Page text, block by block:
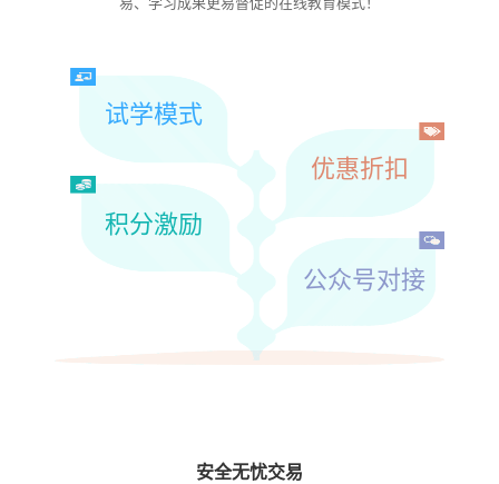
试学模式
优惠折扣
积分激励
公众号对接
安全无忧交易